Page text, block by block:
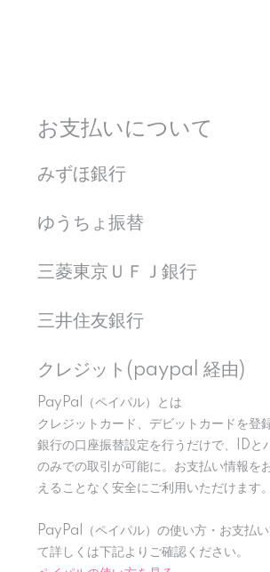
お支払いについて
みずほ銀行
ゆうちょ振替
三菱東京ＵＦＪ銀行
三井住友銀行
クレジット(paypal 経由)
PayPal（ペイパル）とは
クレジットカード、デビットカードを登
銀行の口座振替設定を行うだけで、IDと
のみでの取引が可能に。お支払い情報を
えることなく安全にご利用いただけます。
PayPal（ペイパル）の使い方・お支払
て詳しくは下記よりご確認ください。